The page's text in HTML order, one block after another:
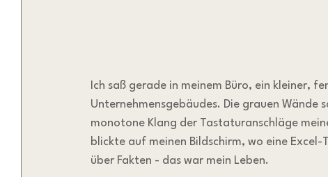
Ich saß gerade in meinem Büro, ein kleiner,
Unternehmensgebäudes. Die grauen Wände
monotone Klang der Tastaturanschläge
blickte auf meinen Bildschirm, wo eine
über Fakten - das war mein Leben.